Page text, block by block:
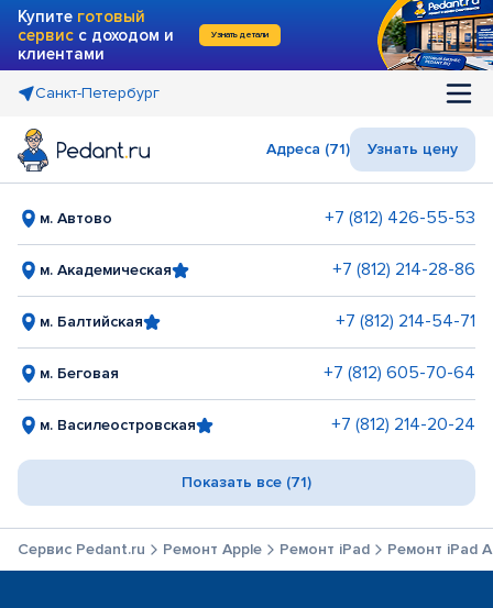
Купите готовый
сервис с доходом и
клиентами
Узнать детали
Санкт-Петербург
Адреса (71) Узнать цену
м. Автово +7 (812) 426-55-53
м. Академическая +7 (812) 214-28-86
м. Балтийская +7 (812) 214-54-71
м. Беговая +7 (812) 605-70-64
м. Василеостровская +7 (812) 214-20-24
Показать все (71)
Сервис Pedant.ru Ремонт Apple Ремонт iPad Ремонт iPad